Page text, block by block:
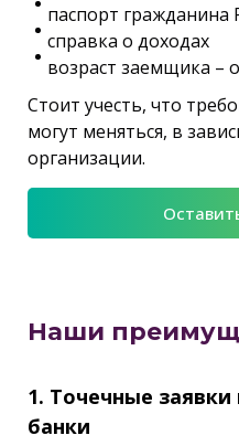
паспорт гражданина
справка о доходах
возраст заемщика –
Стоит учесть, что
могут меняться, в
организации.
Наши
1. Точечные
банки